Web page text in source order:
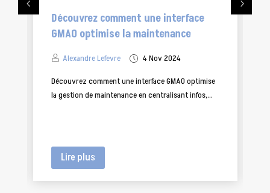
une interface
maintenance
4 Nov 2024
interface GMAO optimise
en centralisant infos,...
Les avantages d’une GMAO
source pour votre
Alexandre Lefevre
Découvrez les avantages économiques
open source : réduction des coûts,...